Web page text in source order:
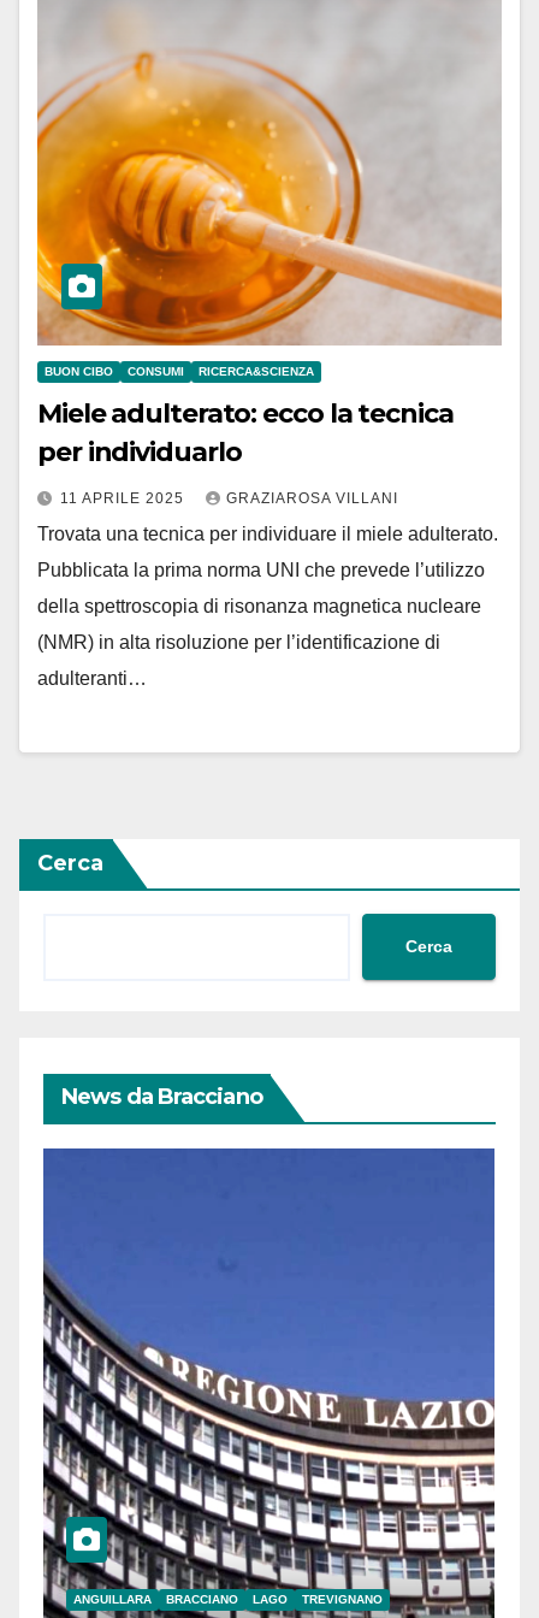
BUON CIBO CONSUMI RICERCA&SCIENZA
Miele adulterato: ecco la tecnica
per individuarlo
11 APRILE 2025 GRAZIAROSA VILLANI
Trovata una tecnica per individuare il miele adulterato.
Pubblicata la prima norma UNI che prevede l’utilizzo
della spettroscopia di risonanza magnetica nucleare
(NMR) in alta risoluzione per l’identificazione di
adulteranti…
Cerca
Cerca
News da Bracciano
ANGUILLARA BRACCIANO LAGO TREVIGNANO